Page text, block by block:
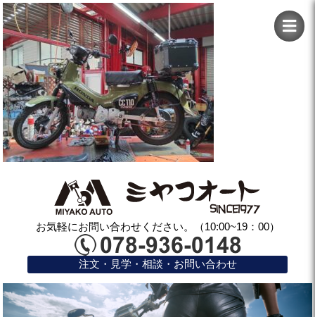
お気軽にお問い合わせください。（10:00~19：00）
注文・見学・相談・お問い合わせ